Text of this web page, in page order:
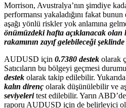
Morrison, Avustralya’nın şimdiye
performansı yakaladığını fakat
aşağı yönlü riskler yok anlamına
önümüzdeki hafta açıklanacak
rakamının zayıf gelebileceği
AUDUSD için 0.7380 destek olarak
Satıcıların bu bölgeyi geçmesi
destek olarak takip edilebilir.
kalın direnç olarak düşünülebilir ve
seviyeleritest edilebilir. Yarın
raporu AUDUSD için de belirleyici